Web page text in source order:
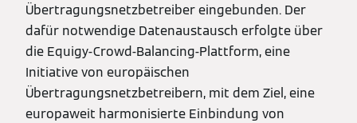
Übertragungsnetzbetreiber eingebunden. Der
dafür notwendige Datenaustausch erfolgte über
die Equigy-Crowd-Balancing-Plattform, eine
Initiative von europäischen
Übertragungsnetzbetreibern, mit dem Ziel, eine
europaweit harmonisierte Einbindung von